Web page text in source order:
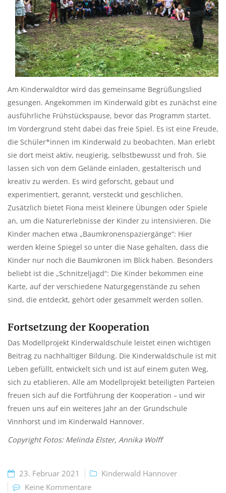
Am Kinderwaldtor wird das gemeinsame Begrüßungslied
gesungen. Angekommen im Kinderwald gibt es zunächst eine
ausführliche Frühstückspause, bevor das Programm startet.
Im Vordergrund steht dabei das freie Spiel. Es ist eine Freude,
die Schüler*innen im Kinderwald zu beobachten. Man erlebt
sie dort meist aktiv, neugierig, selbstbewusst und froh. Sie
lassen sich von dem Gelände einladen, gestalterisch und
kreativ zu werden. Es wird geforscht, gebaut und
experimentiert, gerannt, versteckt und geschlichen.
Zusätzlich bietet Fiona meist kleinere Übungen oder Spiele
an, um die Naturerlebnisse der Kinder zu intensivieren. Die
Kinder machen etwa „Baumkronenspaziergänge“: Hier
werden kleine Spiegel so unter die Nase gehalten, dass die
Kinder nur noch die Baumkronen im Blick haben. Besonders
beliebt ist die „Schnitzeljagd“: Die Kinder bekommen eine
Karte, auf der verschiedene Naturgegenstände zu sehen
sind, die entdeckt, gehört oder gesammelt werden sollen.
Fortsetzung der Kooperation
Das Modellprojekt Kinderwaldschule leistet einen wichtigen
Beitrag zu nachhaltiger Bildung. Die Kinderwaldschule ist mit
Leben gefüllt, entwickelt sich und ist auf einem guten Weg,
sich zu etablieren. Alle am Modellprojekt beteiligten Parteien
freuen sich auf die Fortführung der Kooperation – und wir
freuen uns auf ein weiteres Jahr an der Grundschule
Vinnhorst und im Kinderwald Hannover.
Copyright Fotos: Melinda Elster, Annika Wolff
23. Februar 2021
Kinderwald Hannover
Keine Kommentare